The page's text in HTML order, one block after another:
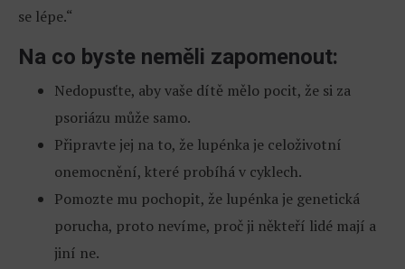
se lépe.“
Na co byste neměli zapomenout:
Nedopusťte, aby vaše dítě mělo pocit, že si za
psoriázu může samo.
Připravte jej na to, že lupénka je celoživotní
onemocnění, které probíhá v cyklech.
Pomozte mu pochopit, že lupénka je genetická
porucha, proto nevíme, proč ji někteří lidé mají a
jiní ne.